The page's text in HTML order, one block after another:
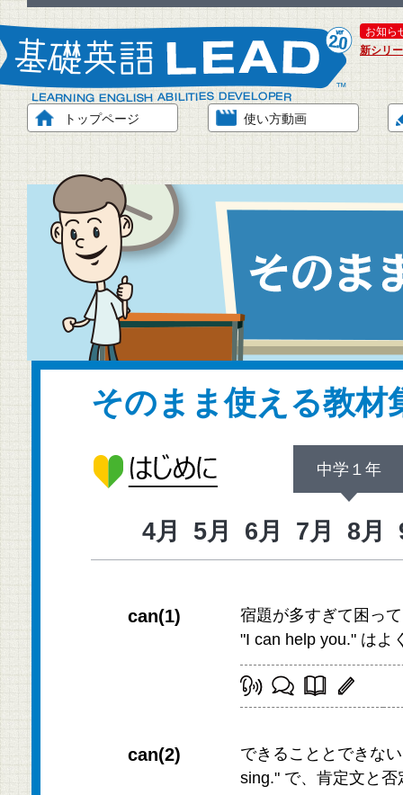
お知ら
新シリ
トップページ 使い方動画
そのまま使える教材
中学１年
4月 5月 6月 7月 8月
can(1)
宿題が多すぎて困っ
"I can help you." はよ
can(2)
できることとできな
sing." で、肯定文と